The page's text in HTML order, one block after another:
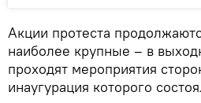
Акции протеста
наиболее крупные – в
проходят мероприятия
инаугурация которого